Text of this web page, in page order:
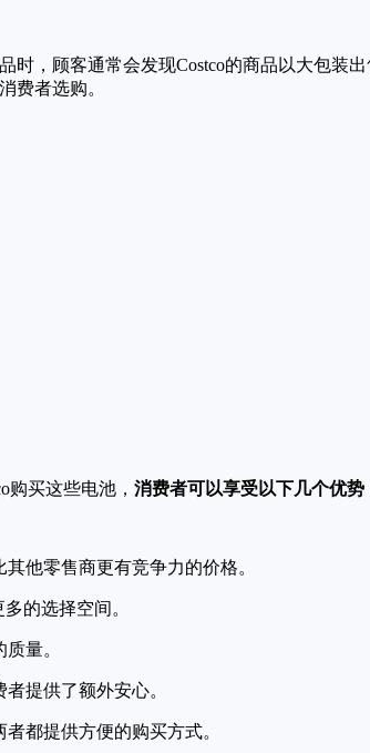
，顾客通常会发现Costco的商品以大包装
费者选购。
购买这些电池， 消费者可以享受以下几个优势
他零售商更有竞争力的价格。
的选择空间。
量。
提供了额外安心。
都提供方便的购买方式。